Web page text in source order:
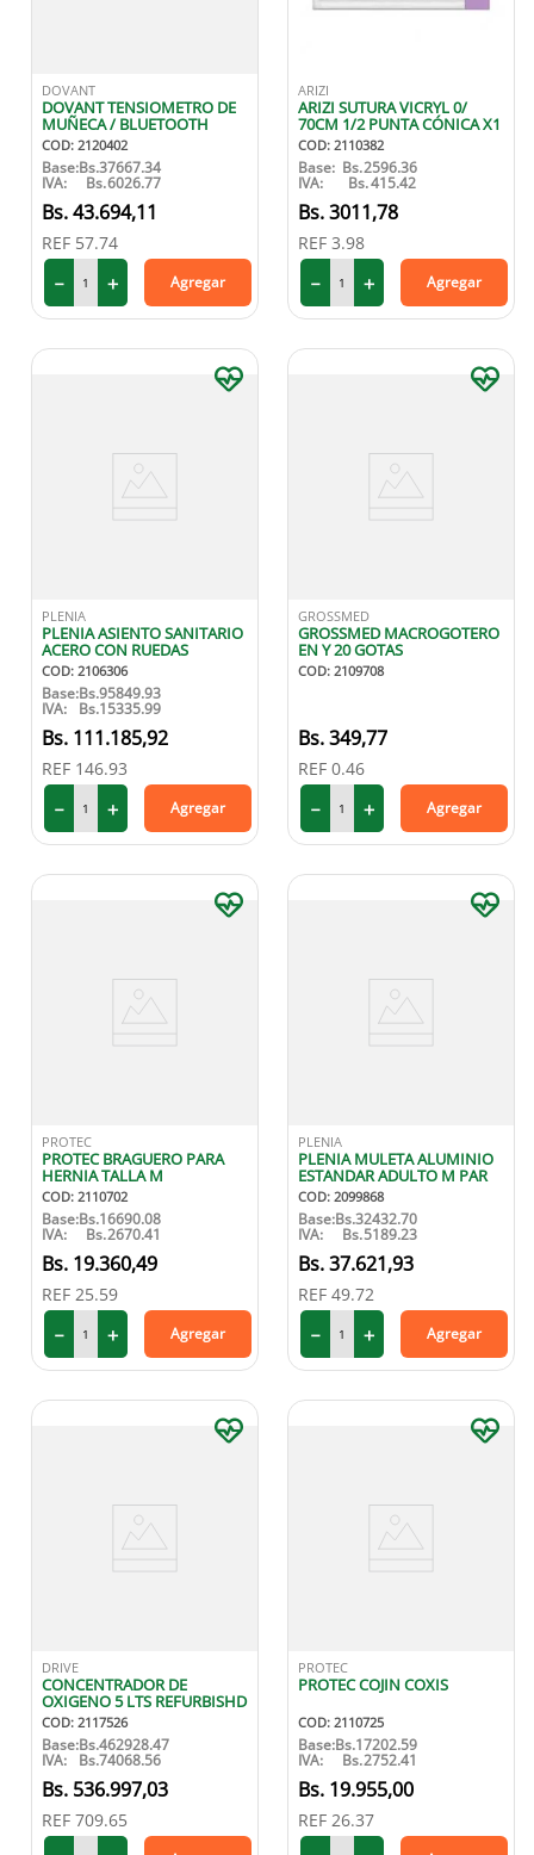
DOVANT
DOVANT TENSIOMETRO DE
MUÑECA / BLUETOOTH
COD: 2120402
Base:Bs.37667.34
IVA: Bs.6026.77
43.694,11
REF 57.74
＋
－ Agregar
ARIZI
ARIZI SUTURA VICRYL 0/
70CM 1/2 PUNTA CÓNICA X1
COD: 2110382
Base: Bs.2596.36
IVA: Bs.415.42
3011,78
REF 3.98
＋
－ Agregar
PLENIA
PLENIA ASIENTO SANITARIO
ACERO CON RUEDAS
COD: 2106306
Base:Bs.95849.93
IVA: Bs.15335.99
111.185,92
REF 146.93
＋
－ Agregar
GROSSMED
GROSSMED MACROGOTERO
EN Y 20 GOTAS
COD: 2109708
349,77
REF 0.46
＋
－ Agregar
PROTEC
PROTEC BRAGUERO PARA
HERNIA TALLA M
COD: 2110702
Base:Bs.16690.08
IVA: Bs.2670.41
19.360,49
REF 25.59
＋
－ Agregar
PLENIA
PLENIA MULETA ALUMINIO
ESTANDAR ADULTO M PAR
COD: 2099868
Base:Bs.32432.70
IVA: Bs.5189.23
37.621,93
REF 49.72
＋
－ Agregar
DRIVE
CONCENTRADOR DE
OXIGENO 5 LTS REFURBISHD
COD: 2117526
Base:Bs.462928.47
IVA: Bs.74068.56
536.997,03
REF 709.65
PROTEC
PROTEC COJIN COXIS
COD: 2110725
Base:Bs.17202.59
IVA: Bs.2752.41
19.955,00
REF 26.37